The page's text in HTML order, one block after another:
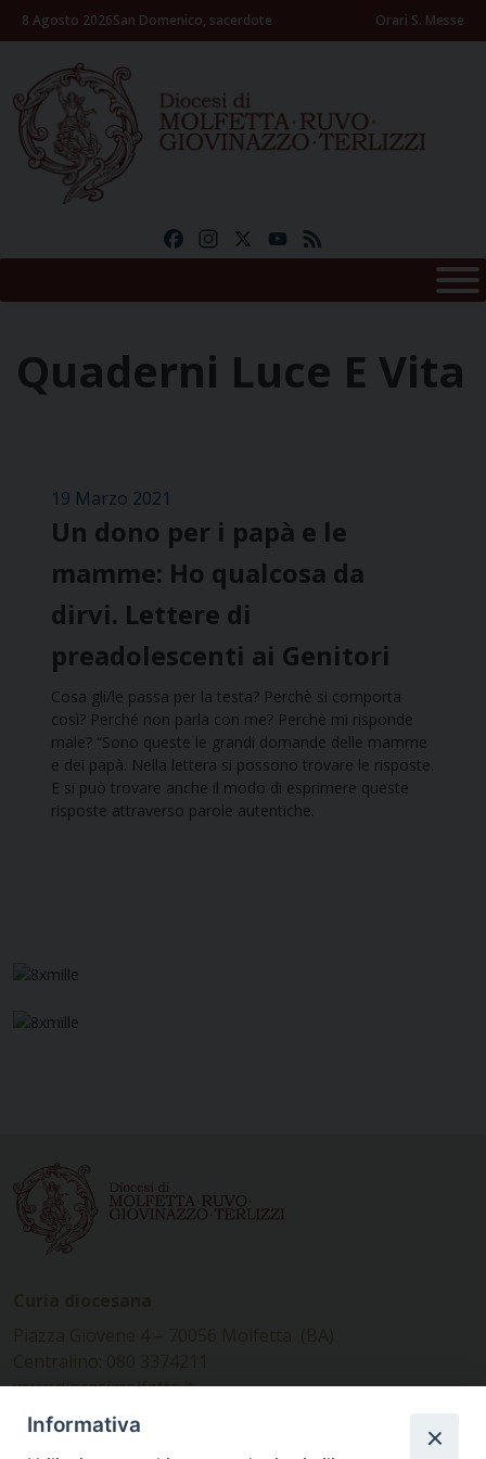
Skip8 Agosto 2026San Domenico, sacerdote Orari S. Messe
FacebookInstagramYouTube
Quaderni Luce E Vita
19 Marzo 2021
Un dono per i papà e le
mamme: Ho qualcosa da
dirvi. Lettere di
preadolescenti ai Genitori
Cosa gli/le passa per la testa? Perchè si comporta
così? Perché non parla con me? Perchè mi risponde
male? “Sono queste le grandi domande delle mamme
e dei papà. Nella lettera si possono trovare le risposte.
E si può trovare anche il modo di esprimere queste
risposte attraverso parole autentiche.
www.diocesimolfetta.it –
diocesimolfetta@pec.chiesacattolica.it
Informativa